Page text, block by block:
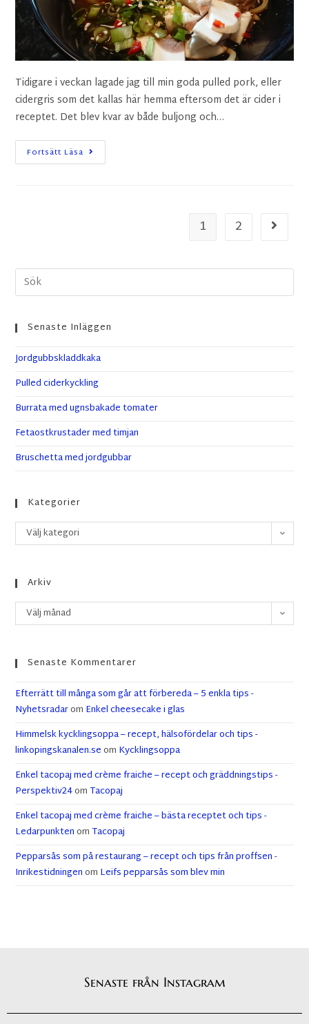
Tidigare i veckan lagade jag till min goda pulled pork, eller
cidergris som det kallas här hemma eftersom det är cider i
receptet. Det blev kvar av både buljong och…
Fortsätt Läsa
1 2
Senaste Inläggen
Jordgubbskladdkaka
Pulled ciderkyckling
Burrata med ugnsbakade tomater
Fetaostkrustader med timjan
Bruschetta med jordgubbar
Kategorier
Välj kategori
Arkiv
Välj månad
Senaste Kommentarer
Efterrätt till många som går att förbereda – 5 enkla tips -
Nyhetsradarom Enkel cheesecake i glas
Himmelsk kycklingsoppa – recept, hälsofördelar och tips -
linkopingskanalen.seom Kycklingsoppa
Enkel tacopaj med crème fraiche – recept och gräddningstips -
Perspektiv24omTacopaj
Enkel tacopaj med crème fraiche – bästa receptet och tips -
LedarpunktenomTacopaj
Pepparsås som på restaurang – recept och tips från proffsen -
Inrikestidningenom Leifs pepparsås som blev min
Senaste från Instagram